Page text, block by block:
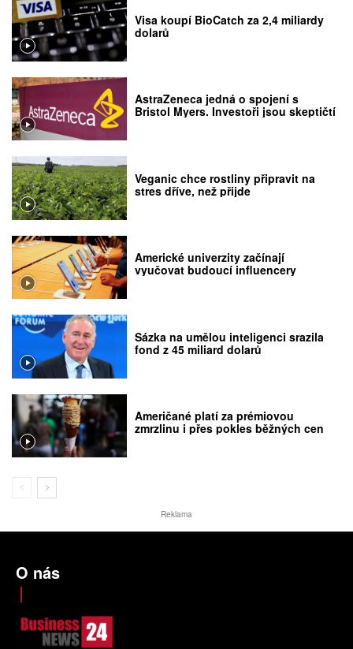
Visa koupí BioCatch za 2,4 miliardy
dolarů
AstraZeneca jedná o spojení s
Bristol Myers. Investoři jsou skeptičtí
Veganic chce rostliny připravit na
stres dříve, než přijde
Americké univerzity začínají
vyučovat budoucí influencery
Sázka na umělou inteligenci srazila
fond z 45 miliard dolarů
Američané platí za prémiovou
zmrzlinu i přes pokles běžných cen
Reklama
O nás